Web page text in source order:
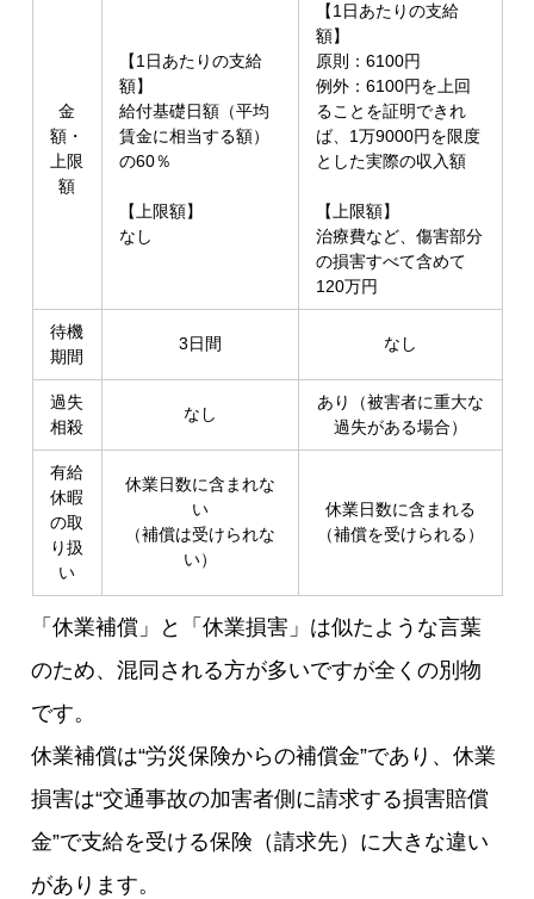
金
額・
上限
額
【1日あたりの支給
額】
給付基礎日額（平均
賃金に相当する額）
の60％
【上限額】
なし
【1日あたりの支給
額】
原則：6100円
例外：6100円を上回
ることを証明できれ
ば、1万9000円を限度
とした実際の収入額
【上限額】
治療費など、傷害部分
の損害すべて含めて
120万円
待機
期間
3日間 なし
過失
相殺
なし
あり（被害者に重大な
過失がある場合）
有給
休暇
の取
り扱
い
休業日数に含まれな
い
（補償は受けられな
い）
休業日数に含まれる
（補償を受けられる）
「休業補償」と「休業損害」は似たような言葉
のため、混同される方が多いですが全くの別物
です。
休業補償は“労災保険からの補償金”であり、休業
損害は“交通事故の加害者側に請求する損害賠償
金”で支給を受ける保険（請求先）に大きな違い
があります。